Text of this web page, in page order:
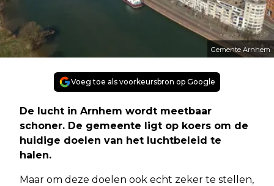
Gemente Arnhem
Voeg toe als voorkeursbron op Google
De lucht in Arnhem wordt meetbaar
schoner. De gemeente ligt op koers om de
huidige doelen van het luchtbeleid te
halen.
Maar om deze doelen ook echt zeker te stellen,